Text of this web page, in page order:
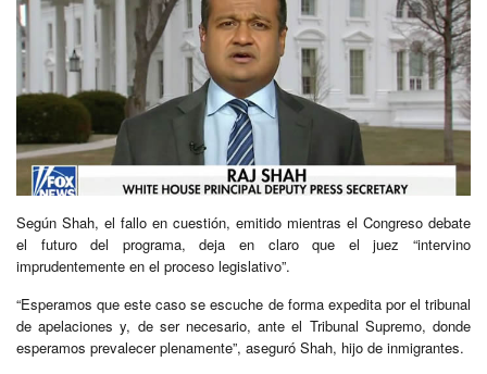
Según Shah, el fallo en cuestión, emitido mientras el Congreso debate
el futuro del programa, deja en claro que el juez “intervino
imprudentemente en el proceso legislativo”.
“Esperamos que este caso se escuche de forma expedita por el tribunal
de apelaciones y, de ser necesario, ante el Tribunal Supremo, donde
esperamos prevalecer plenamente”, aseguró Shah, hijo de inmigrantes.